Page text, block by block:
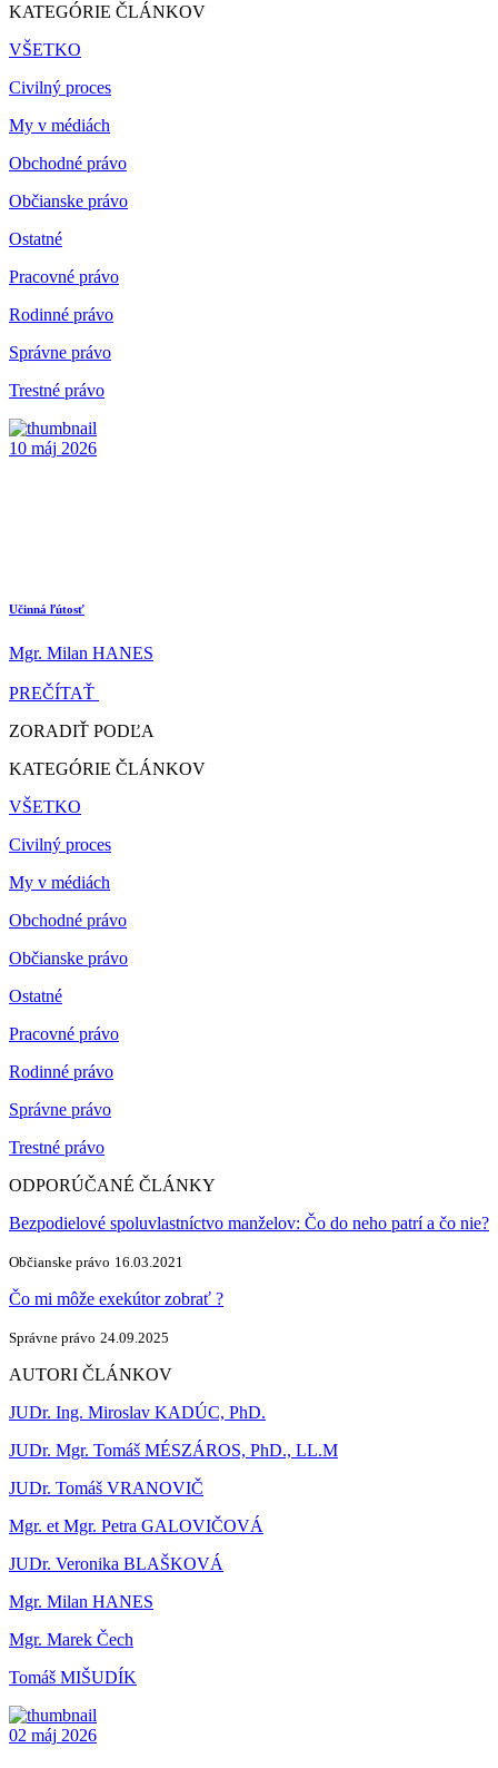
KATEGÓRIE ČLÁNKOV
VŠETKO
Civilný proces
My v médiách
Obchodné právo
Občianske právo
Ostatné
Pracovné právo
Rodinné právo
Správne právo
Trestné právo
10 máj 2026
Učinná ľútosť
Mgr. Milan HANES
PREČÍTAŤ
ZORADIŤ PODĽA
KATEGÓRIE ČLÁNKOV
VŠETKO
Civilný proces
My v médiách
Obchodné právo
Občianske právo
Ostatné
Pracovné právo
Rodinné právo
Správne právo
Trestné právo
ODPORÚČANÉ ČLÁNKY
Bezpodielové spoluvlastníctvo manželov: Čo do neho patrí a čo nie?
Občianske právo 16.03.2021
Čo mi môže exekútor zobrať ?
Správne právo 24.09.2025
AUTORI ČLÁNKOV
JUDr. Ing. Miroslav KADÚC, PhD.
JUDr. Mgr. Tomáš MÉSZÁROS, PhD., LL.M
JUDr. Tomáš VRANOVIČ
Mgr. et Mgr. Petra GALOVIČOVÁ
JUDr. Veronika BLAŠKOVÁ
Mgr. Milan HANES
Mgr. Marek Čech
Tomáš MIŠUDÍK
02 máj 2026